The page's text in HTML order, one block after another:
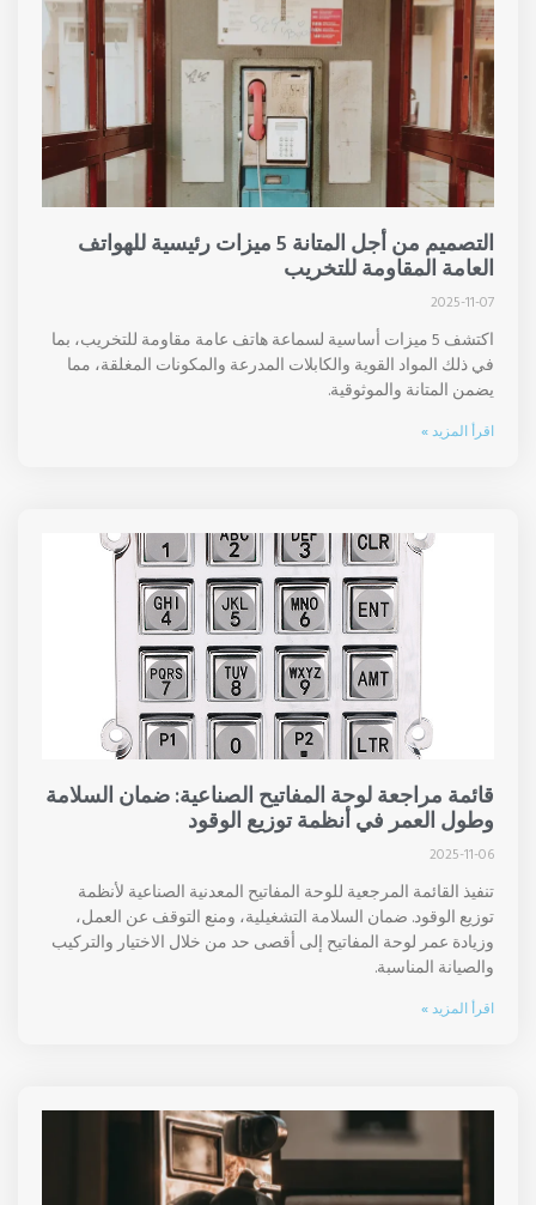
التصميم من أجل المتانة 5 ميزات رئيسية للهواتف
العامة المقاومة للتخريب
2025-11-07
اكتشف 5 ميزات أساسية لسماعة هاتف عامة مقاومة للتخريب، بما
في ذلك المواد القوية والكابلات المدرعة والمكونات المغلقة، مما
يضمن المتانة والموثوقية.
اقرأ المزيد »
قائمة مراجعة لوحة المفاتيح الصناعية: ضمان السلامة
وطول العمر في أنظمة توزيع الوقود
2025-11-06
تنفيذ القائمة المرجعية للوحة المفاتيح المعدنية الصناعية لأنظمة
توزيع الوقود. ضمان السلامة التشغيلية، ومنع التوقف عن العمل،
وزيادة عمر لوحة المفاتيح إلى أقصى حد من خلال الاختيار والتركيب
والصيانة المناسبة.
اقرأ المزيد »